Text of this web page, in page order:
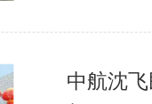
中航沈